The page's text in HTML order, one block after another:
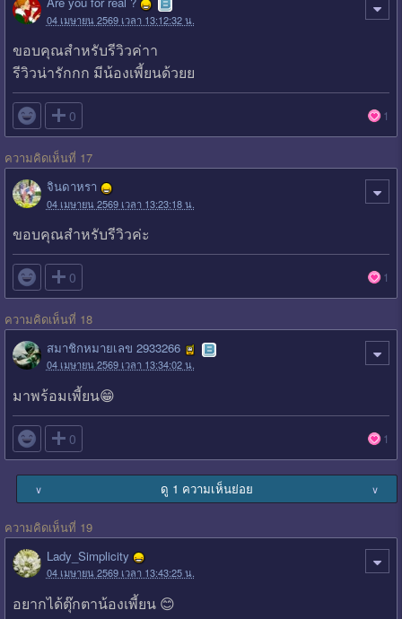
04 เมษายน 2569 เวลา 13:12:32 น.
ขอบคุณสำหรับรีวิวค่าา
รีวิวน่ารักกก มีน้องเพี้ยนด้วยย
 0 1
ความคิดเห็นที่ 17
จินดาหรา
04 เมษายน 2569 เวลา 13:23:18 น.
ขอบคุณสำหรับรีวิวค่ะ
 0 1
ความคิดเห็นที่ 18
สมาชิกหมายเลข 2933266
04 เมษายน 2569 เวลา 13:34:02 น.
มาพร้อมเพี้ยน😁
 0 1
∨ ดู 1 ความเห็นย่อย ∨
ความคิดเห็นที่ 19
Lady_Simplicity
04 เมษายน 2569 เวลา 13:43:25 น.
อยากได้ตุ๊กตาน้องเพี้ยน 😊